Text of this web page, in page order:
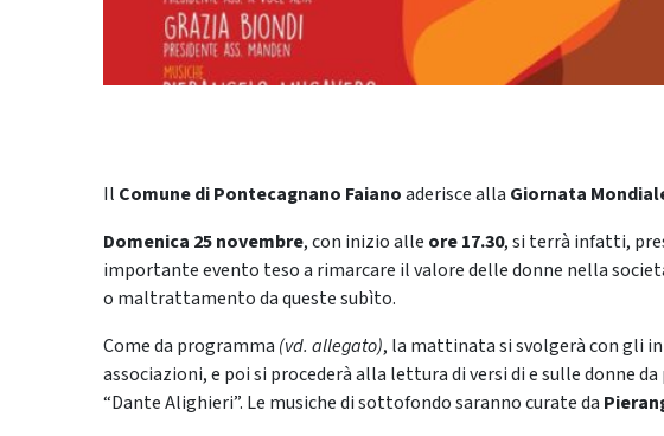
Il Comune di Pontecagnano Faianoaderisce alla Giornata
Domenica 25 novembre, con inizio alle ore 17.30, si terrà infatti,
importante evento teso a rimarcare il valore delle donne nella
o maltrattamento da queste subìto.
Come da programma (vd. allegato), la mattinata si svolgerà con gli
associazioni, e poi si procederà alla lettura di versi di e sulle donne
“Dante Alighieri”. Le musiche di sottofondo saranno curate da